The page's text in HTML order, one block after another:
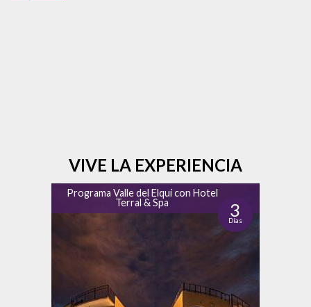
VIVE LA EXPERIENCIA
Programa Valle del Elqui con Hotel
Terral & Spa
3
Días